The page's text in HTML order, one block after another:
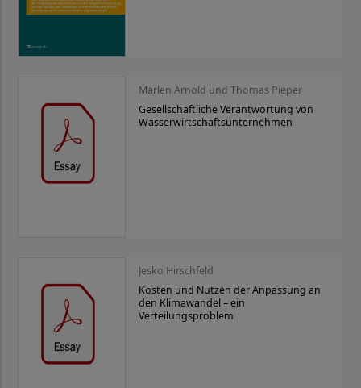
Marlen Arnold und Thomas Pieper
Gesellschaftliche Verantwortung von
Wasserwirtschaftsunternehmen
Jesko Hirschfeld
Kosten und Nutzen der Anpassung an
den Klimawandel – ein
Verteilungsproblem